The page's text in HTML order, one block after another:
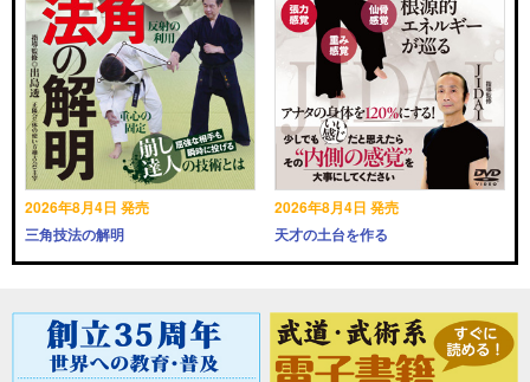
2026年8月4日 発売
三角技法の解明
2026年8月4日 発売
天才の土台を作る